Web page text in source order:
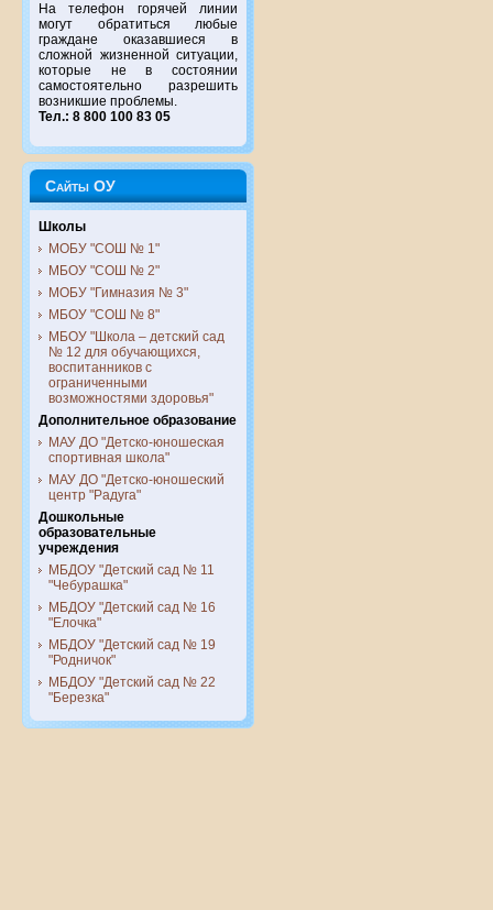
На телефон горячей линии
могут обратиться любые
граждане оказавшиеся в
сложной жизненной ситуации,
которые не в состоянии
самостоятельно разрешить
возникшие проблемы.
Тел.: 8 800 100 83 05
Сайты ОУ
Школы
МОБУ "СОШ № 1"
МБОУ "СОШ № 2"
МОБУ "Гимназия № 3"
МБОУ "СОШ № 8"
МБОУ "Школа – детский сад
№ 12 для обучающихся,
воспитанников с
ограниченными
возможностями здоровья"
Дополнительное образование
МАУ ДО "Детско-юношеская
спортивная школа"
МАУ ДО "Детско-юношеский
центр "Радуга"
Дошкольные
образовательные
учреждения
МБДОУ "Детский сад № 11
"Чебурашка"
МБДОУ "Детский сад № 16
"Елочка"
МБДОУ "Детский сад № 19
"Родничок"
МБДОУ "Детский сад № 22
"Березка"